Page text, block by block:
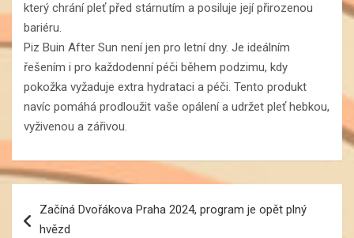
který chrání pleť před stárnutím a posiluje její přirozenou
bariéru.
Piz Buin After Sun není jen pro letní dny. Je ideálním
řešením i pro každodenní péči během podzimu, kdy
pokožka vyžaduje extra hydrataci a péči. Tento produkt
navíc pomáhá prodloužit vaše opálení a udržet pleť hebkou,
vyživenou a zářivou.
proZačíná Dvořákova Praha 2024, program je opět plný
hvězd